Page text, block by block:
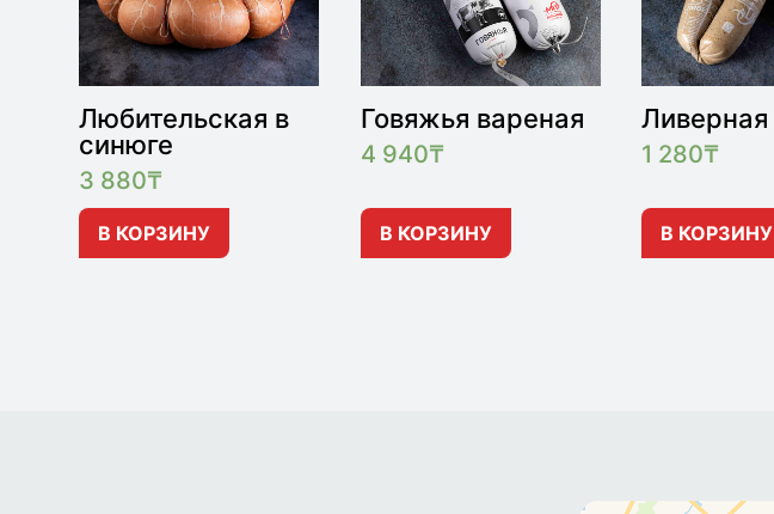
Любительская в
синюге
3 880₸
В КОРЗИНУ
Говяжья вареная
4 940₸
В КОРЗИНУ
Ливерная
1 280₸
В КОРЗИНУ